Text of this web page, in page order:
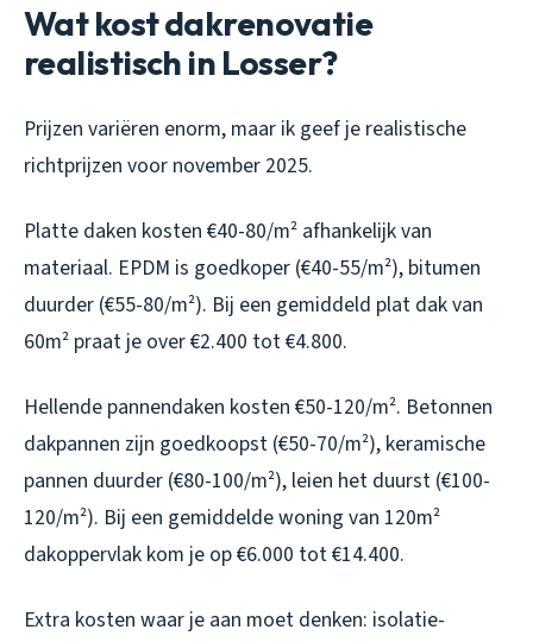
Wat kost dakrenovatie
realistisch in Losser?
Prijzen variëren enorm, maar ik geef je realistische
richtprijzen voor november 2025.
Platte daken kosten €40-80/m² afhankelijk van
materiaal. EPDM is goedkoper (€40-55/m²), bitumen
duurder (€55-80/m²). Bij een gemiddeld plat dak van
60m² praat je over €2.400 tot €4.800.
Hellende pannendaken kosten €50-120/m². Betonnen
dakpannen zijn goedkoopst (€50-70/m²), keramische
pannen duurder (€80-100/m²), leien het duurst (€100-
120/m²). Bij een gemiddelde woning van 120m²
dakoppervlak kom je op €6.000 tot €14.400.
Extra kosten waar je aan moet denken: isolatie-